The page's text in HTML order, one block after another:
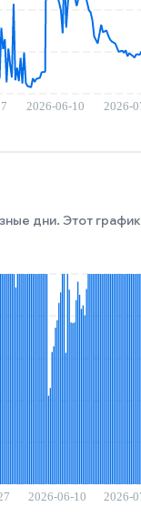
дни. Этот график